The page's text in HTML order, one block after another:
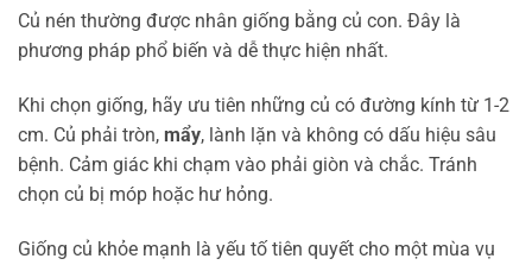
Củ nén thường được nhân giống bằng củ con. Đây là
phương pháp phổ biến và dễ thực hiện nhất.
Khi chọn giống, hãy ưu tiên những củ có đường kính từ 1-2
cm. Củ phải tròn, mẩy, lành lặn và không có dấu hiệu sâu
bệnh. Cảm giác khi chạm vào phải giòn và chắc. Tránh
chọn củ bị móp hoặc hư hỏng.
Giống củ khỏe mạnh là yếu tố tiên quyết cho một mùa vụ